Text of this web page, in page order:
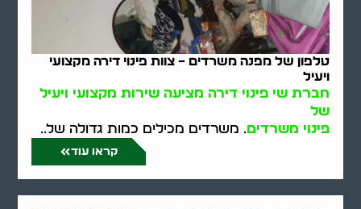
טלפון של מפנה משרדים – צוות פינוי דירה מקצועי
ויעיל
חברת שי פינוי דירה מציעה שירות מקצועי ויעיל
של
פינוי משרדים. משרדים מכילים כמות גדולה של..
קראו עוד